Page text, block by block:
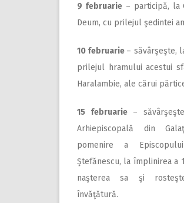
9 februarie– participă, la
Deum, cu prilejul şedintei
10 februarie – săvârşeşte,
prilejul hramului acestui
Haralambie, ale cărui
15 februarie –
Arhiepiscopală din
pomenire a
Ştefănescu, la împlinirea a
naşterea sa şi
învăţătură.